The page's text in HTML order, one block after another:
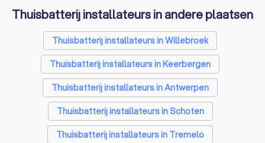
Thuisbatterij installateurs in andere plaatsen
Thuisbatterij installateurs in Willebroek
Thuisbatterij installateurs in Keerbergen
Thuisbatterij installateurs in Antwerpen
Thuisbatterij installateurs in Schoten
Thuisbatterij installateurs in Tremelo